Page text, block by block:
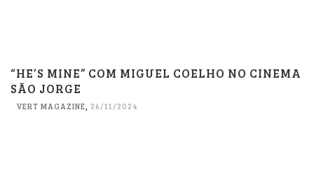
“HE’S MINE” COM MIGUEL COELHO NO CINEMA
SÃO JORGE
VERT MAGAZINE, 26/11/2024